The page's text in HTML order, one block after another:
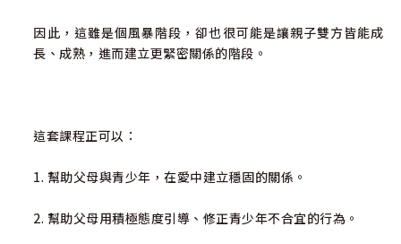
因此，這雖是個風暴階段，卻也很可能是讓親子雙方皆能成
長、成熟，進而建立更緊密關係的階段。
這套課程正可以：
1. 幫助父母與青少年，在愛中建立穩固的關係。
2. 幫助父母用積極態度引導、修正青少年不合宜的行為。